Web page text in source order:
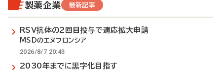
製薬企業 最新記事
RSV抗体の2回目投与で適応拡大申請
MSDのエヌフロンシア
2026/8/7 20:43
2030年までに黒字化目指す